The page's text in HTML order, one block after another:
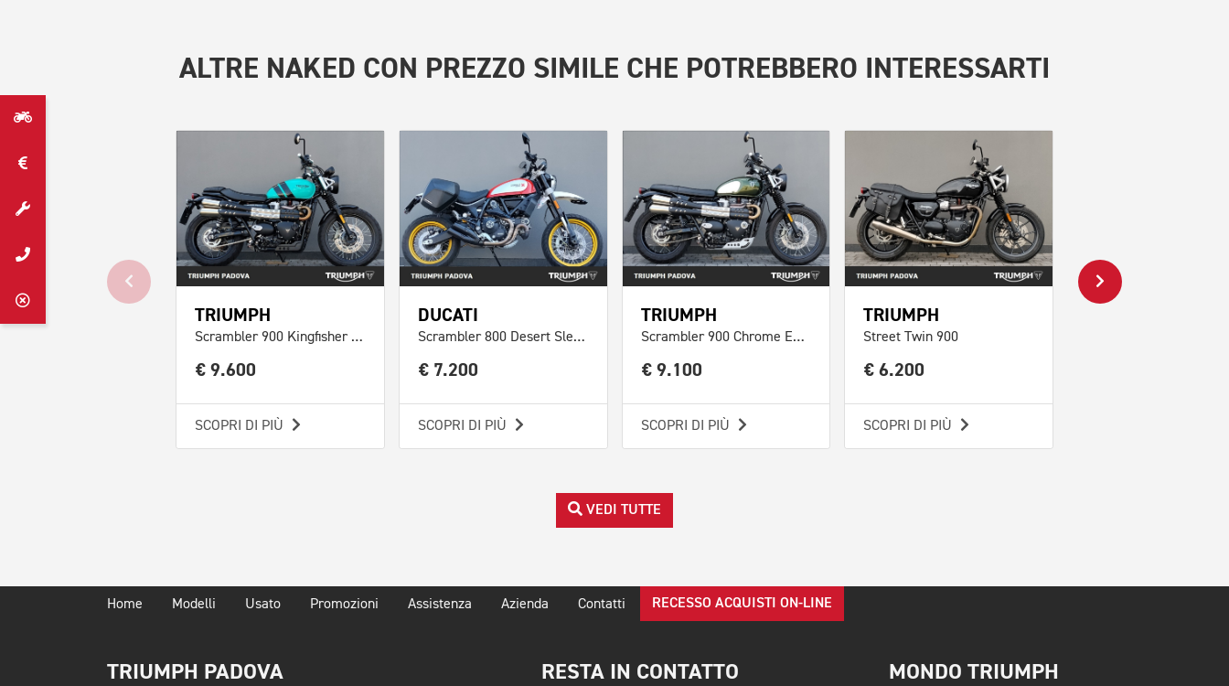
ALTRE NAKED CON PREZZO SIMILE CHE POTREBBERO INTERESSARTI
TRIUMPH
Scrambler 900 Kingfisher Blue Abs E5+
€ 9.600
SCOPRI DI PIÙ
DUCATI
Scrambler 800 Desert Sled Red
€ 7.200
SCOPRI DI PIÙ
TRIUMPH
Scrambler 900 Chrome Edition Abs E5
€ 9.100
SCOPRI DI PIÙ
TRIUMPH
Street Twin 900
€ 6.200
SCOPRI DI PIÙ
VEDI TUTTE
Home Modelli Usato Promozioni Assistenza Azienda Contatti RECESSO ACQUISTI ON-LINE
TRIUMPH PADOVA RESTA IN CONTATTO MONDO TRIUMPH